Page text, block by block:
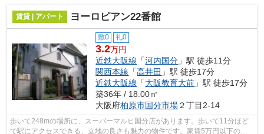
賃貸 | アパート ヨーロピアン22番館
敷0 礼0
3.2万円
近鉄大阪線 「河内国分 」駅 徒歩11分
関西本線 「高井田 」駅 徒歩17分
近鉄大阪線 「大阪教育大前 」駅 徒歩17分
築36年 / 18.00㎡
大阪府柏原市国分市場２丁目2-14
歩いて248mの場所に、スーパーマルヒ国分店があります。歩いて11分ほど
で駅にアクセスできる、立地の良さも魅力の物件です。家賃5万円以下の物